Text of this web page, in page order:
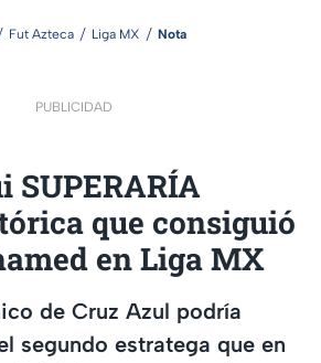
Fut Azteca Liga MX Nota
PUBLICIDAD
SUPERARÍA
que consiguió
en Liga MX
de Cruz Azul podría
segundo estratega que en